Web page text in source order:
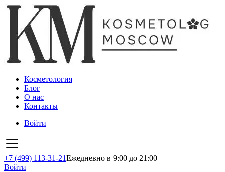
Косметология
Блог
О нас
Контакты
Войти
+7 (499) 113-31-21Ежедневно в 9:00 до 21:00
Войти